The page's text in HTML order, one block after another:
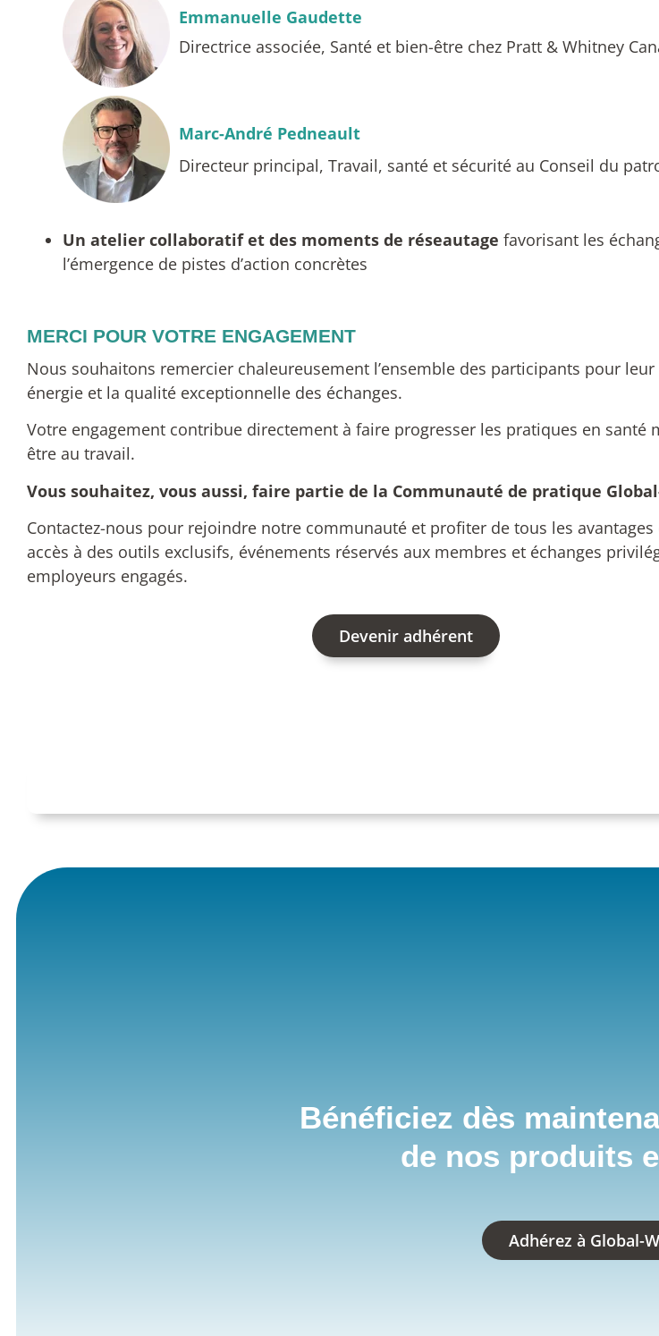
Emmanuelle Gaudette
Directrice associée, Santé et bien-être chez Pratt & Whitney
Marc-André Pedneault
Directeur principal, Travail, santé et sécurité au Conseil du
Un atelier collaboratif et des moments de réseautage favorisant les
l’émergence de pistes d’action concrètes
MERCI POUR VOTRE ENGAGEMENT
Nous souhaitons remercier chaleureusement l’ensemble des participants pour
énergie et la qualité exceptionnelle des échanges.
Votre engagement contribue directement à faire progresser les pratiques en santé
être au travail.
Vous souhaitez, vous aussi, faire partie de la Communauté de pratique
Contactez-nous pour rejoindre notre communauté et profiter de tous les avantages
accès à des outils exclusifs, événements réservés aux membres et échanges
employeurs engagés.
Devenir adhérent
Bénéficiez dès
de nos produits
Adhérez à Global-